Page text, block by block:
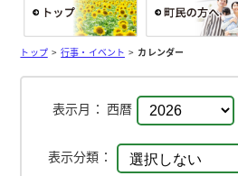
総合トップ
トップ>行事・イベント > カレンダー
表示月： 西暦
表示分類：